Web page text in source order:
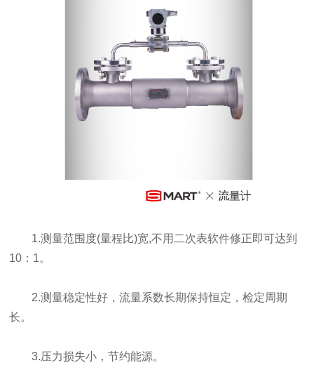
1.测量范围度(量程比)宽,不用二次表软件修正即可达到
10：1。
2.测量稳定性好，流量系数长期保持恒定，检定周期
长。
3.压力损失小，节约能源。